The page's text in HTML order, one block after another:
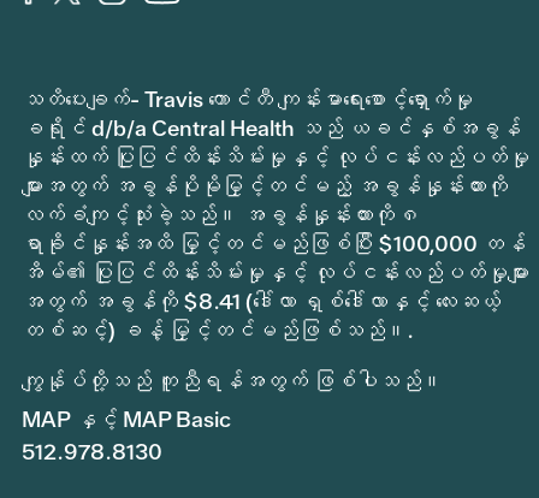
သတိပေးချက်- Travis ကောင်တီ ကျန်းမာရေးစောင့်ရှောက်မှု
ခရိုင် d/b/a Central Health သည် ယခင်နှစ်အခွန်
နှုန်းထက် ပြုပြင်ထိန်းသိမ်းမှုနှင့် လုပ်ငန်းလည်ပတ်မှု
များအတွက် အခွန်ပိုမိုမြှင့်တင်မည့် အခွန်နှုန်းထားကို
လက်ခံကျင့်သုံးခဲ့သည်။ အခွန်နှုန်းထားကို ၈
ရာခိုင်နှုန်းအထိ မြှင့်တင်မည်ဖြစ်ပြီး $100,000 တန်
အိမ်၏ ပြုပြင်ထိန်းသိမ်းမှုနှင့် လုပ်ငန်းလည်ပတ်မှုများ
အတွက် အခွန်ကို $8.41 (ဒေါ်လာ ရှစ်ဒေါ်လာနှင့် လေးဆယ့်
တစ်ဆင့်) ခန့် မြှင့်တင်မည်ဖြစ်သည်။.
ကျွန်ုပ်တို့သည် ကူညီရန်အတွက် ဖြစ်ပါသည်။
MAP နှင့် MAP Basic
512.978.8130